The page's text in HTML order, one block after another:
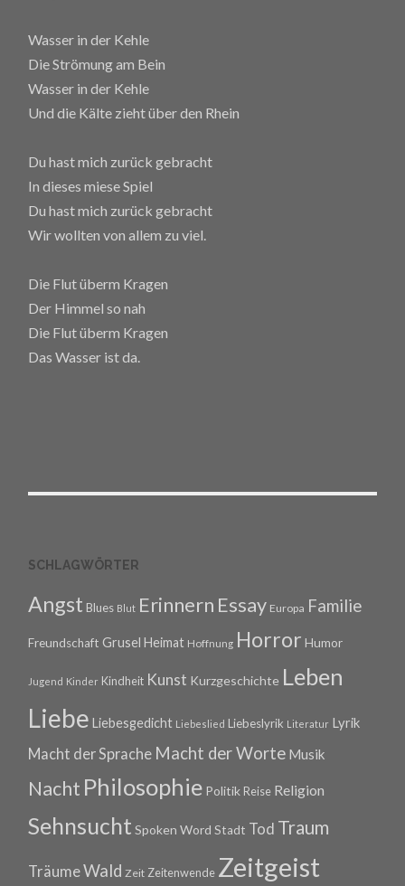
Wasser in der Kehle
Die Strömung am Bein
Wasser in der Kehle
Und die Kälte zieht über den Rhein
Du hast mich zurück gebracht
In dieses miese Spiel
Du hast mich zurück gebracht
Wir wollten von allem zu viel.
Die Flut überm Kragen
Der Himmel so nah
Die Flut überm Kragen
Das Wasser ist da.
SCHLAGWÖRTER
Angst Blues Blut Erinnern Essay Europa Familie
Freundschaft Grusel Heimat Hoffnung Horror Humor
Jugend Kinder Kindheit Kunst Kurzgeschichte Leben
Liebe Liebesgedicht Liebeslied Liebeslyrik Literatur Lyrik
Macht der Sprache Macht der Worte Musik
Nacht Philosophie Politik Reise Religion
Sehnsucht Spoken Word Stadt Tod Traum
TräumeWald Zeit Zeitenwende Zeitgeist